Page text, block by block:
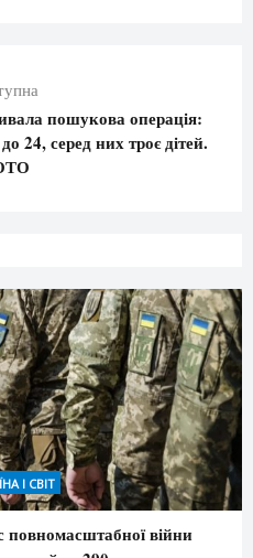
пошукова операція:
24, серед них троє дітей.
І СВІТ
повномасштабної війни